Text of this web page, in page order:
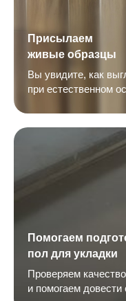
Присылаем
живые образцы
Вы увидите, как
при естественном
Помогаем
пол для укладки
Проверяем
и помогаем довести